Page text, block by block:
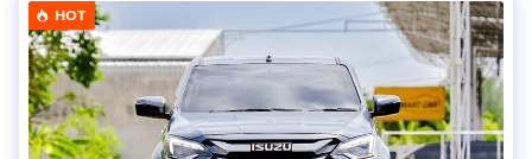
HOT